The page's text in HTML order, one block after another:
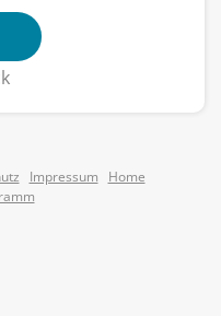
Impressum
Home